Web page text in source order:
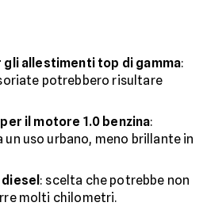
allestimenti top di gamma:
potrebbero risultare
il motore 1.0 benzina:
uso urbano, meno brillante in
: scelta che potrebbe non
molti chilometri.